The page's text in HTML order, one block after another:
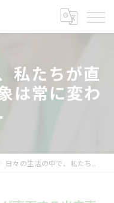
私たちが直
は常に変わ
日々の生活の中で、私たちが直面する出来事や現象は常に変わらな...